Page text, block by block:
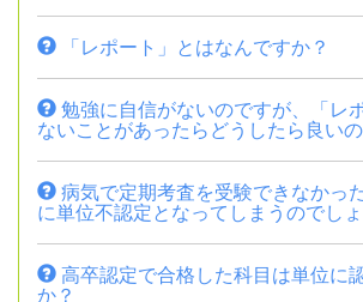
「レポート」とはなんですか？
勉強に自信がないのですが、「レ
ないことがあったらどうしたら良い
病気で定期考査を受験できなかっ
に単位不認定となってしまうのでし
高卒認定で合格した科目は単位に
か？